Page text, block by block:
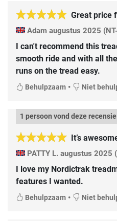
Great price
Adam augustus 2025
I can't recommend this
smooth ride and with all
runs on the tread easy.
Behulpzaam • Niet
It’s
1 persoon vond deze
PATTY L. augustus 2025
I love my Nordictrak
features I wanted.
Behulpzaam • Niet